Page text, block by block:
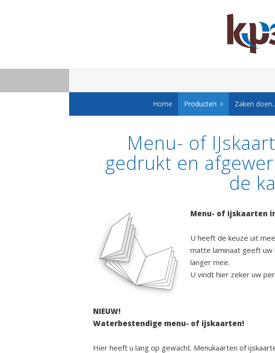
Home Producten Zaken
Menu- of
gedrukt en
de
Menu- of ijskaarten
U heeft de keuze uit
matte laminaat geeft uw
langer mee.
U vindt hier zeker uw
NIEUW!
Waterbestendige menu- of ijskaarten!
Hier heeft u lang op gewacht. Menukaarten of